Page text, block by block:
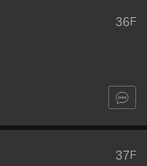
36F
37F